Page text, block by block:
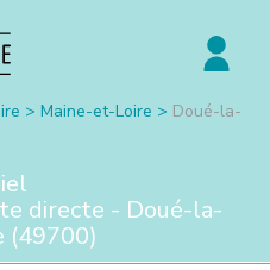
> Maine-et-Loire > Doué-la-
directe - Doué-la-
(49700)